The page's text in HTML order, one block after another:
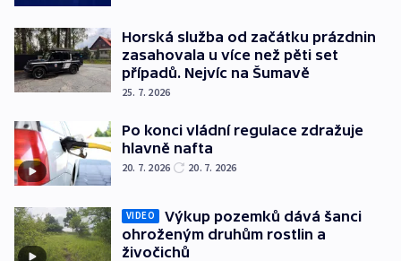
Horská služba od začátku prázdnin
zasahovala u více než pěti set
případů. Nejvíc na Šumavě
25. 7. 2026
Po konci vládní regulace zdražuje
hlavně nafta
20. 7. 2026 20. 7. 2026
VIDEO
Výkup pozemků dává šanci
ohroženým druhům rostlin a
živočichů